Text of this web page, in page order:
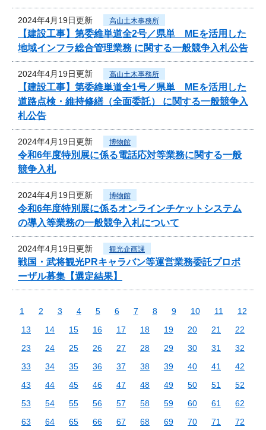
2024年4月19日更新 高山土木事務所
【建設工事】第委維単道全2号／県単 MEを活用した
地域インフラ総合管理業務 に関する一般競争入札公告
2024年4月19日更新 高山土木事務所
【建設工事】第委維単道全1号／県単 MEを活用した
道路点検・維持修繕（全面委託） に関する一般競争入
札公告
2024年4月19日更新 博物館
令和6年度特別展に係る電話応対等業務に関する一般
競争入札
2024年4月19日更新 博物館
令和6年度特別展に係るオンラインチケットシステム
の導入等業務の一般競争入札について
2024年4月19日更新 観光企画課
戦国・武将観光PRキャラバン等運営業務委託プロポ
ーザル募集【選定結果】
1 2 3 4 5 6 7 8 9 10 11
12
13
14 15 16 17 18 19 20 21
22
23
24 25 26 27 28 29 30 31
32
33
34 35 36 37 38 39 40 41
42
43
44 45 46 47 48 49 50 51
52
53
54 55 56 57 58 59 60 61
62
63
64 65 66 67 68 69 70 71
72